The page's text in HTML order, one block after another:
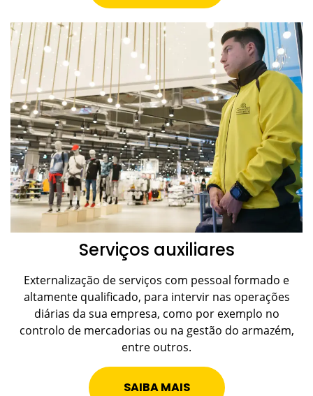
Serviços auxiliares
Externalização de serviços com pessoal formado e
altamente qualificado, para intervir nas operações
diárias da sua empresa, como por exemplo no
controlo de mercadorias ou na gestão do armazém,
entre outros.
SAIBA MAIS